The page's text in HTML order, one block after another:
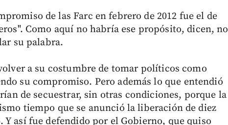
de las Farc en febrero de 2012 fue el de
Como aquí no habría ese propósito, dicen, no
su palabra.
a su costumbre de tomar políticos como
su compromiso. Pero además lo que entendió
de secuestrar, sin otras condiciones, porque la
tiempo que se anunció la liberación de diez
así fue defendido por el Gobierno, que quiso